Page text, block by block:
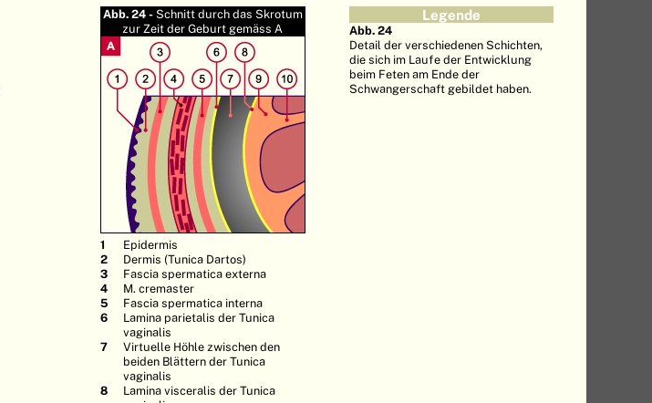
Abb. 24 - Schnitt durch das Skrotum
zur Zeit der Geburt gemäss A
Epidermis
Dermis (Tunica Dartos)
Fascia spermatica externa
M. cremaster
Fascia spermatica interna
Lamina parietalis der Tunica
vaginalis
Virtuelle Höhle zwischen den
beiden Blättern der Tunica
vaginalis
Lamina visceralis der Tunica
Legende
Abb. 24
Detail der verschiedenen Schichten,
die sich im Laufe der Entwicklung
beim Feten am Ende der
Schwangerschaft gebildet haben.